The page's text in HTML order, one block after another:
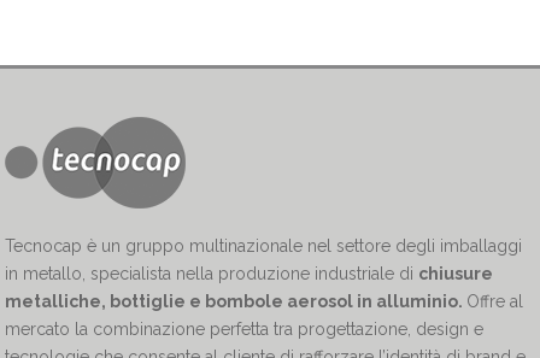
Tecnocap è un gruppo multinazionale nel settore degli imballaggi
in metallo, specialista nella produzione industriale di chiusure
metalliche, bottiglie e bombole aerosol in alluminio. Offre al
mercato la combinazione perfetta tra progettazione, design e